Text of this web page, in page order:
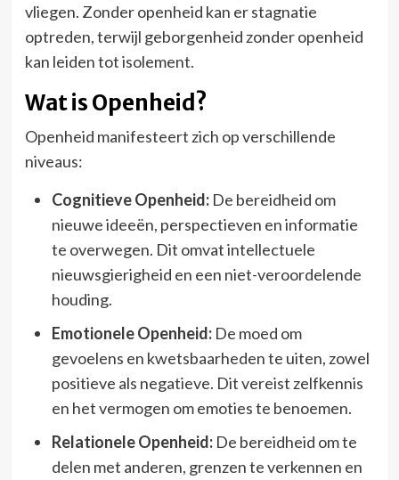
vliegen. Zonder openheid kan er stagnatie
optreden, terwijl geborgenheid zonder openheid
kan leiden tot isolement.
Wat is Openheid?
Openheid manifesteert zich op verschillende
niveaus:
Cognitieve Openheid:De bereidheid om
nieuwe ideeën, perspectieven en informatie
te overwegen. Dit omvat intellectuele
nieuwsgierigheid en een niet-veroordelende
houding.
Emotionele Openheid:De moed om
gevoelens en kwetsbaarheden te uiten, zowel
positieve als negatieve. Dit vereist zelfkennis
en het vermogen om emoties te benoemen.
Relationele Openheid:De bereidheid om te
delen met anderen, grenzen te verkennen en